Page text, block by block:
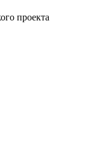
проекта